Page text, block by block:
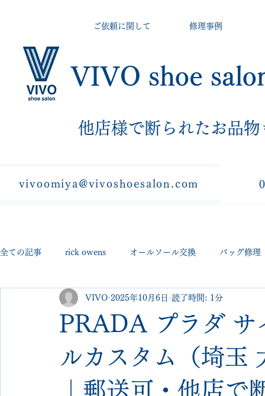
VIVO shoe
他店様で断られたお品物
ご依頼に関して 修理事例
vivoomiya@vivoshoesalon.com
全ての記事 rick owens オールソール交換 バッグ修理
george cleverley Christian louboutin allen edmonds
jimmy choo クリーニング•撥水コーテ
edward green george cox hermes
PRADA プラダ サ
ルカスタム（埼玉
｜郵送可・他店で
VIVO 2025年10月6日 読了時間: 1分